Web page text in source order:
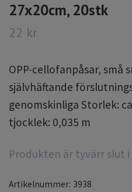
27x20cm, 20stk
22 kr
OPP-cellofanpåsar, små
självhäftande
genomskinliga Storlek:
tjocklek: 0,035 m
Produkten är tyvärr slut i
Artikelnummer: 3938